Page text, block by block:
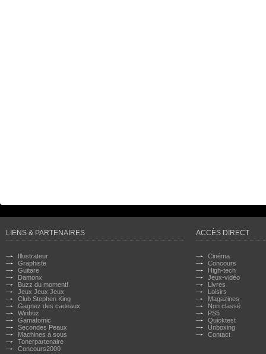
LIENS & PARTENAIRES
Illustrateur
Graphiste
Guitare
Damonx
Buzz du moment!
Jeux Jeux Jeux
Club Stephen King
Gagnez des cadeaux
Winbuz
Gamatomic
Secondes Peaux
Machines à sous
Tonerpartenaire
Concours2000
ACCÈS DIRECT
Cinéma
Concours
High-tech
Jeux-vidéo
Livres
Loisirs
Magazines
Non classé
PS5
Quicktest
Unboxing
Contact